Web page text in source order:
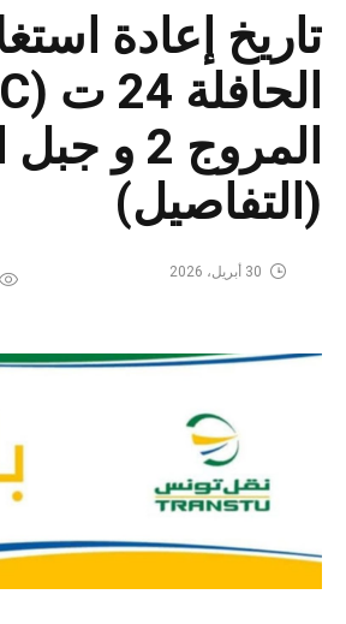
تاريخ إعادة
المروج 2
(التفاصيل)
30 أبريل، 2026